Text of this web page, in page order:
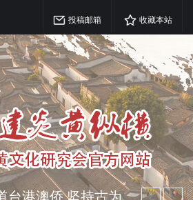
投稿邮箱 收藏本站
民族精神 介绍民族